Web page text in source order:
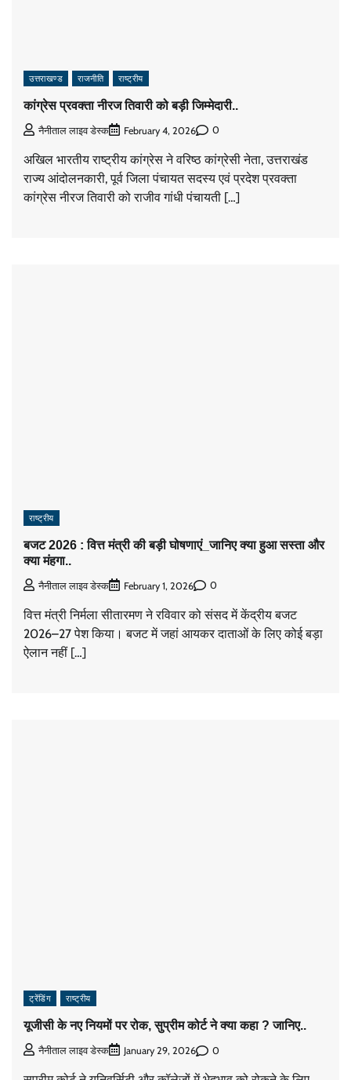
उत्तराखण्ड राजनीति राष्ट्रीय
कांग्रेस प्रवक्ता नीरज तिवारी को बड़ी जिम्मेदारी..
नैनीताल लाइव डेस्क February 4, 2026 0
अखिल भारतीय राष्ट्रीय कांग्रेस ने वरिष्ठ कांग्रेसी नेता, उत्तराखंड
राज्य आंदोलनकारी, पूर्व जिला पंचायत सदस्य एवं प्रदेश प्रवक्ता
कांग्रेस नीरज तिवारी को राजीव गांधी पंचायती […]
राष्ट्रीय
बजट 2026 : वित्त मंत्री की बड़ी घोषणाएं_जानिए क्या हुआ सस्ता और
क्या मंहगा..
नैनीताल लाइव डेस्क February 1, 2026 0
वित्त मंत्री निर्मला सीतारमण ने रविवार को संसद में केंद्रीय बजट
2026–27 पेश किया। बजट में जहां आयकर दाताओं के लिए कोई बड़ा
ऐलान नहीं […]
ट्रेंडिंग राष्ट्रीय
यूजीसी के नए नियमों पर रोक, सुप्रीम कोर्ट ने क्या कहा ? जानिए..
नैनीताल लाइव डेस्क January 29, 2026 0